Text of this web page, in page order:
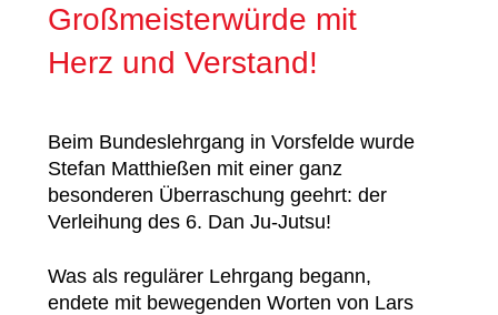
Großmeisterwürde mit
Herz und Verstand!
Beim Bundeslehrgang in Vorsfelde wurde
Stefan Matthießen mit einer ganz
besonderen Überraschung geehrt: der
Verleihung des 6. Dan Ju-Jutsu!
Was als regulärer Lehrgang begann,
endete mit bewegenden Worten von Lars